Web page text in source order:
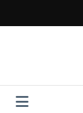
o